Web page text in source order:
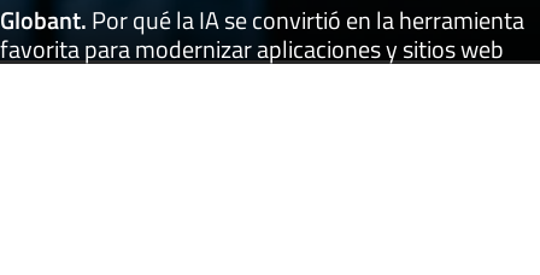
Globant.Por qué la IA se convirtió en la herramienta
favorita para modernizar aplicaciones y sitios web